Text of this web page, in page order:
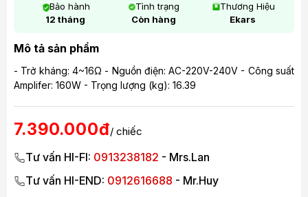
Bảo hành
12 tháng
Tình trạng
Còn hàng
Thương Hiệu
Ekars
Mô tả sản phẩm
- Trở kháng: 4~16Ω - Nguồn điện: AC-220V-240V - Công suất
Amplifer: 160W - Trọng lượng (kg): 16.39
7.390.000đ/ chiếc
Tư vấn HI-FI: 0913238182 - Mrs.Lan
Tư vấn HI-END: 0912616688 - Mr.Huy